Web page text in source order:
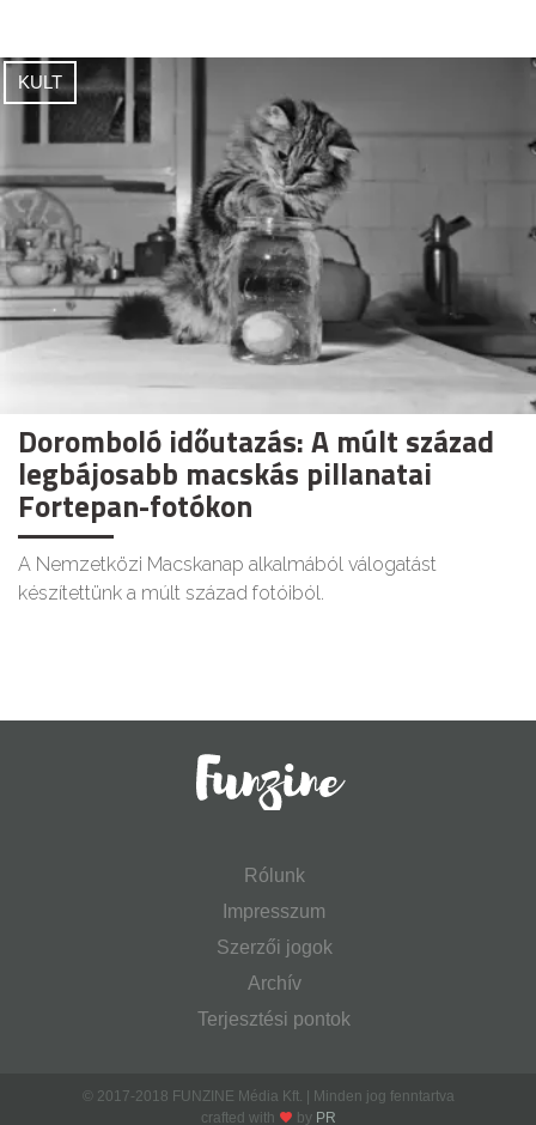
KULT
Doromboló időutazás: A múlt század
legbájosabb macskás pillanatai
Fortepan-fotókon
A Nemzetközi Macskanap alkalmából válogatást
készítettünk a múlt század fotóiból.
Rólunk
Impresszum
Szerzői jogok
Archív
Terjesztési pontok
© 2017-2018 FUNZINE Média Kft. | Minden jog fenntartva
crafted with
by PR